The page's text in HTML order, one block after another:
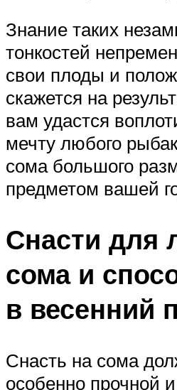
Знание таких
тонкостей
свои плоды и
скажется на
вам удастся
мечту любого
сома большого
предметом вашей
Снасти для
сома и
в весенний
Снасть на сома
особенно прочной